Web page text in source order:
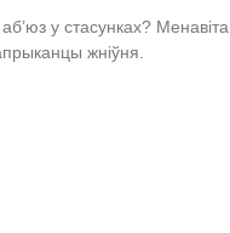
у стасунках? Менавіта
жніўня.